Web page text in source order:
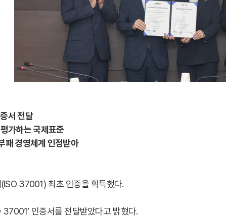
서 전달
가하는 국제표준
패 경영체계 인정받아
37001) 최초 인증을 획득했다.
인증서를 전달받았다고 밝혔다.